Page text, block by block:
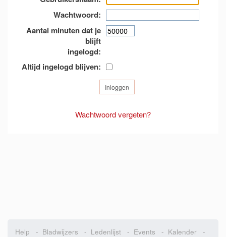
Wachtwoord:
Aantal minuten dat je
blijft
ingelogd:
Altijd ingelogd blijven:
Wachtwoord vergeten?
Help - Bladwijzers - Ledenlijst - Events - Kalender -